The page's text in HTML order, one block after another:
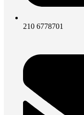
210 6778701